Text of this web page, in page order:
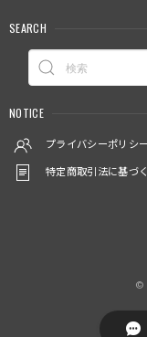
SEARCH
NOTICE
プライバシーポリシー
特定商取引法に基づ
©